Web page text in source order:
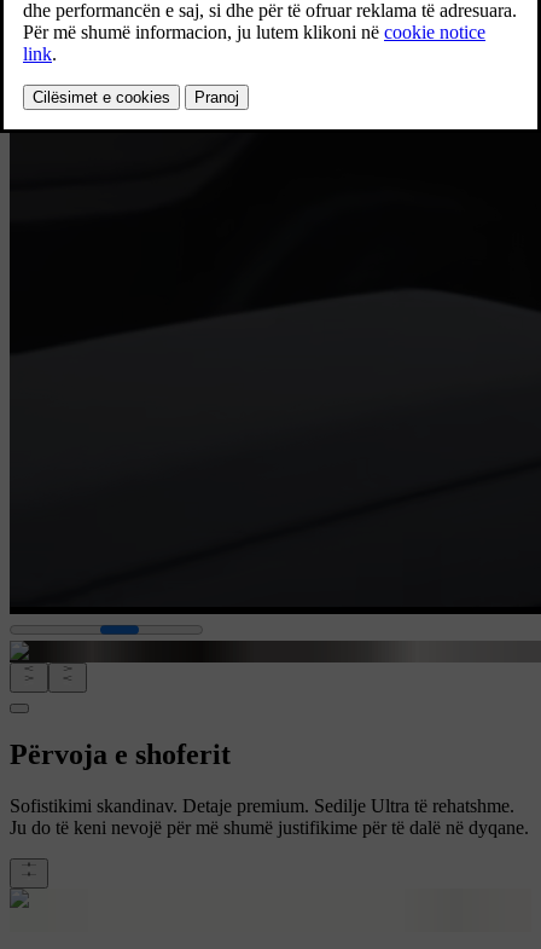
Përvoja e shoferit
Sofistikimi skandinav. Detaje premium. Sedilje Ultra të rehatshme.
Ju do të keni nevojë për më shumë justifikime për të dalë në dyqane.